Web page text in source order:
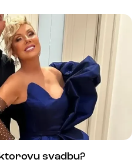
svadbu?